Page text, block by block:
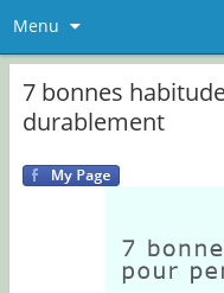
Menu
7 bonnes
durablement